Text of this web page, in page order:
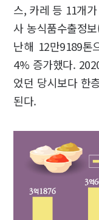
스, 카레 등 11개
사 농식품수출정
난해 12만9189톤
4% 증가했다.
었던 당시보다 한
된다.